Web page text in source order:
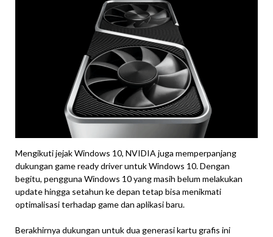
Mengikuti jejak Windows 10, NVIDIA juga memperpanjang
dukungan game ready driver untuk Windows 10. Dengan
begitu, pengguna Windows 10 yang masih belum melakukan
update hingga setahun ke depan tetap bisa menikmati
optimalisasi terhadap game dan aplikasi baru.
Berakhirnya dukungan untuk dua generasi kartu grafis ini